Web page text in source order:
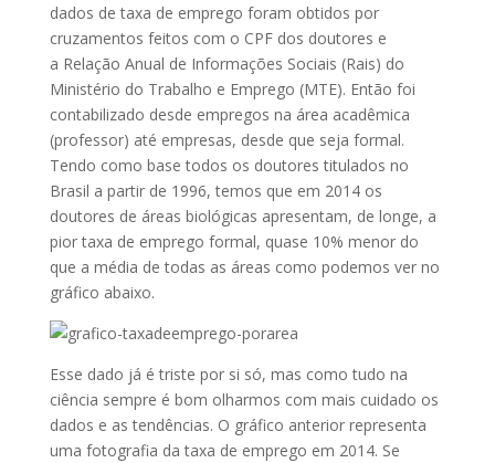
dados de taxa de emprego foram obtidos por
cruzamentos feitos com o CPF dos doutores e
a Relação Anual de Informações Sociais (Rais) do
Ministério do Trabalho e Emprego (MTE). Então foi
contabilizado desde empregos na área acadêmica
(professor) até empresas, desde que seja formal.
Tendo como base todos os doutores titulados no
Brasil a partir de 1996, temos que em 2014 os
doutores de áreas biológicas apresentam, de longe, a
pior taxa de emprego formal, quase 10% menor do
que a média de todas as áreas como podemos ver no
gráfico abaixo.
Esse dado já é triste por si só, mas como tudo na
ciência sempre é bom olharmos com mais cuidado os
dados e as tendências. O gráfico anterior representa
uma fotografia da taxa de emprego em 2014. Se